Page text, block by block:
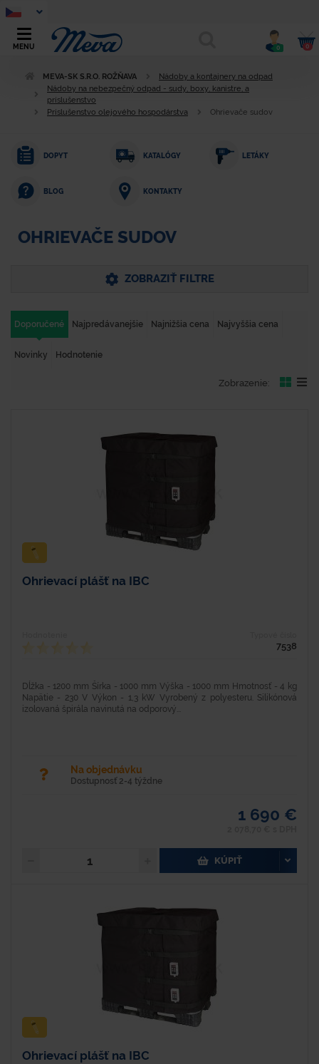
MENU 0 0
MEVA-SK S.R.O. ROŽŇAVA
Nádoby a kontajnery na odpad
Nádoby na nebezpečný odpad - sudy, boxy, kanistre, a
príslušenstvo
Príslušenstvo olejového hospodárstva
Ohrievače sudov
DOPYT KATALÓGY LETÁKY
BLOG KONTAKTY
OHRIEVAČE SUDOV
ZOBRAZIŤ FILTRE
Doporučené Najpredávanejšie Najnižšia cena Najvyššia cena
Novinky Hodnotenie
Zobrazenie:
Ohrievací plášť na IBC
7538
Dĺžka - 1200 mm Šírka - 1000 mm Výška - 1000 mm Hmotnosť - 4 kg
Napätie - 230 V Výkon - 1,3 kW Vyrobený z polyesteru. Silikónová
izolovaná špirála navinutá na odporový...
Na objednávku
Dostupnosť 2-4 týždne
1 690 €
KÚPIŤ
Ohrievací plášť na IBC